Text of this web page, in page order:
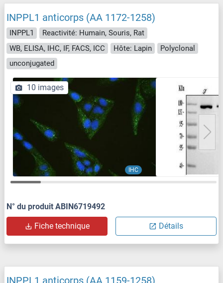
INPPL1 anticorps (AA 1172-1258)
INPPL1
Reactivité: Humain, Souris, Rat
WB, ELISA, IHC, IF, FACS, ICC
Hôte: Lapin
Polyclonal
unconjugated
IHC
10 images
N° du produit ABIN6719492
Fiche technique Détails
INPPL1 anticorps (AA 1159-1258)